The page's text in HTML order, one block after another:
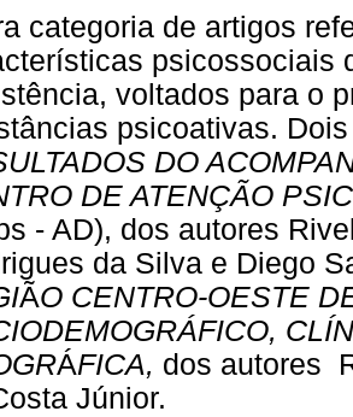
categoria de artigos
psicossociais
voltados para o
psicoativas.
DO
DE ATENÇÃO
- AD), dos autores
da Silva e Diego
ÃO CENTRO-OESTE
ÁFICA, dos autores
Júnior.